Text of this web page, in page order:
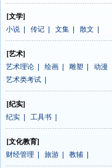
[文学]
小说
传记 文集 散文
[艺术]
艺术理论
绘画 雕塑 动漫
艺术类考试
[纪实]
纪实
工具书
[文化教育]
财经管理
旅游 教辅